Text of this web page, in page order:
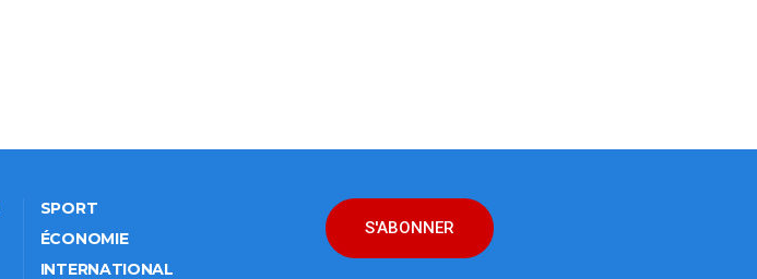
SPORT
ÉCONOMIE
INTERNATIONAL
S'ABONNER